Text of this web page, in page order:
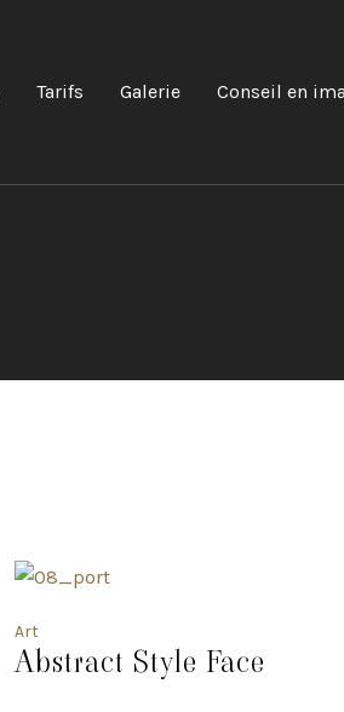
Tarifs Galerie Conseil en
Art
Abstract Style Face